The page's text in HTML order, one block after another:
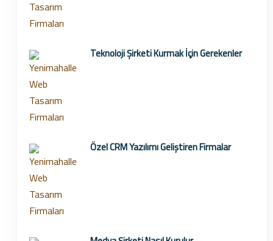
Teknoloji Şirketi Kurmak İçin Gerekenler
Özel CRM Yazılımı Geliştiren Firmalar